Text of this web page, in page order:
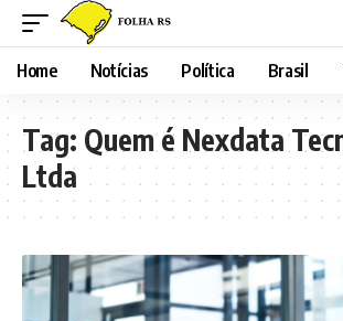
Home Notícias Política Brasil
Tag: Quem é Nexdata
Ltda